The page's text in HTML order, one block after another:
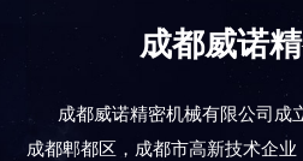
成都威诺
成都威诺精密机械有限公司成
成都郫都区，成都市高新技术企